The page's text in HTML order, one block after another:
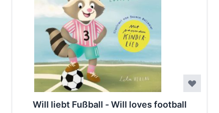
Will liebt Fußball - Will loves football